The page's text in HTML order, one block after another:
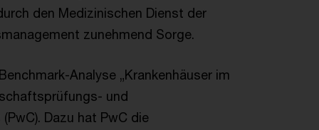
den Medizinischen Dienst der
zunehmend Sorge.
Analyse „Krankenhäuser im
und
Dazu hat PwC die